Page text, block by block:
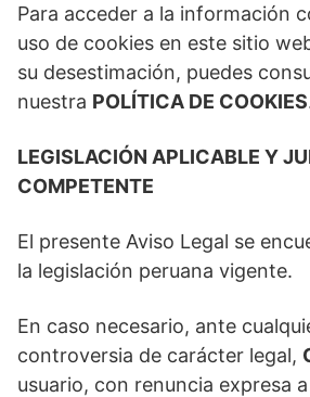
Para acceder a la información
uso de cookies en este sitio
su desestimación, puedes
nuestra POLÍTICA DE COOKIES
LEGISLACIÓN APLICABLE Y
COMPETENTE
El presente Aviso Legal se
la legislación peruana vigente.
En caso necesario, ante
controversia de carácter legal,
usuario, con renuncia expresa